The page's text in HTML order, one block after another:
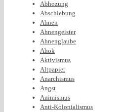
Abhozung
Abschiebung
Ahnen
Ahnengeister
Ahnenglaube
Ahok
Aktivismus
Altpapier
Anarchismus
Angst
Animismus
Anti-Kolonialismus